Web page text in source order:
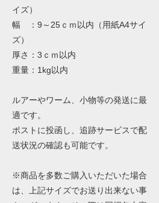
イズ）
幅 ：9～25ｃｍ以内（用紙A4サイ
ズ）
厚さ：3ｃｍ以内
重量：1kg以内
ルアーやワーム、小物等の発送に最
適です。
ポストに投函し、追跡サービスで配
送状況の確認も可能です。
※商品を多数ご購入いただいた場合
は、上記サイズでお送り出来ない事